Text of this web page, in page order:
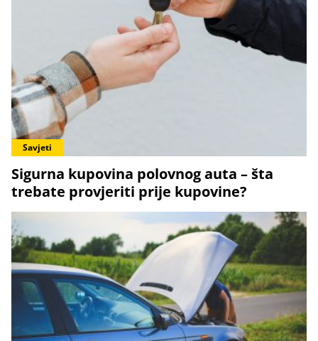
Savjeti
Sigurna kupovina polovnog auta – šta
trebate provjeriti prije kupovine?